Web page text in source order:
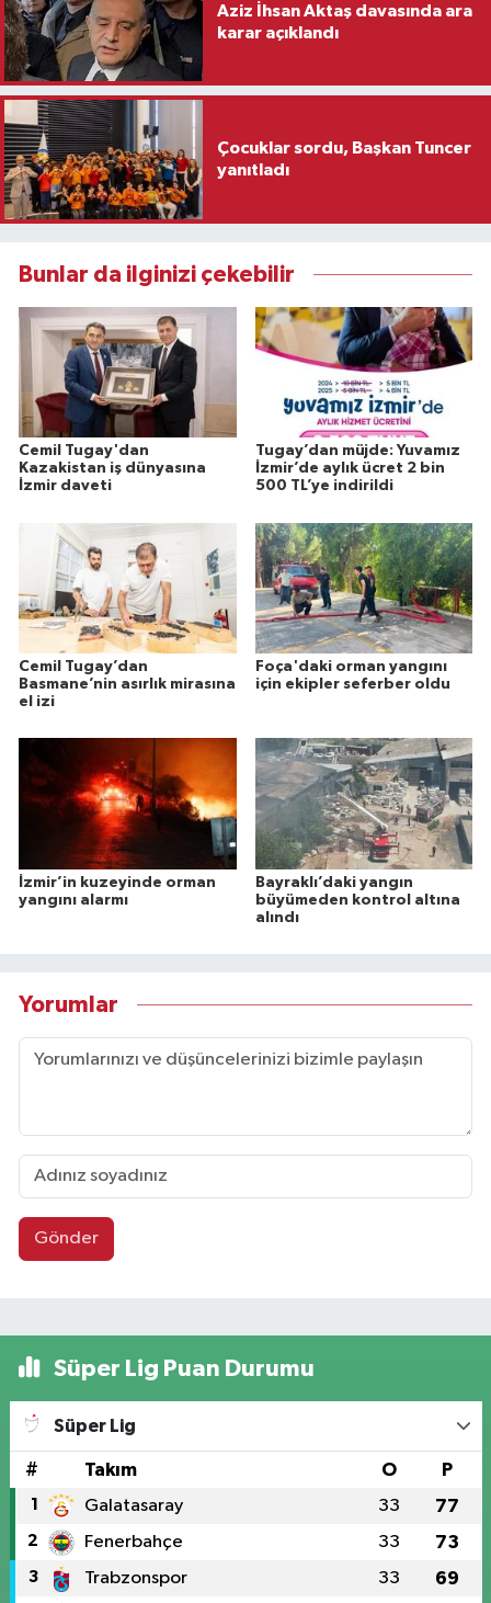
Aziz İhsan Aktaş davasında ara
karar açıklandı
Çocuklar sordu, Başkan Tuncer
yanıtladı
Bunlar da ilginizi çekebilir
Cemil Tugay'dan
Kazakistan iş dünyasına
İzmir daveti
Tugay’dan müjde: Yuvamız
İzmir’de aylık ücret 2 bin
500 TL’ye indirildi
Cemil Tugay’dan
Basmane’nin asırlık mirasına
el izi
Foça'daki orman yangını
için ekipler seferber oldu
İzmir’in kuzeyinde orman
yangını alarmı
Bayraklı’daki yangın
büyümeden kontrol altına
alındı
Yorumlar
Gönder
Süper Lig Puan Durumu
Süper Lig
# Takım O P
1 Galatasaray 33 77
2 Fenerbahçe 33 73
3 Trabzonspor 33 69